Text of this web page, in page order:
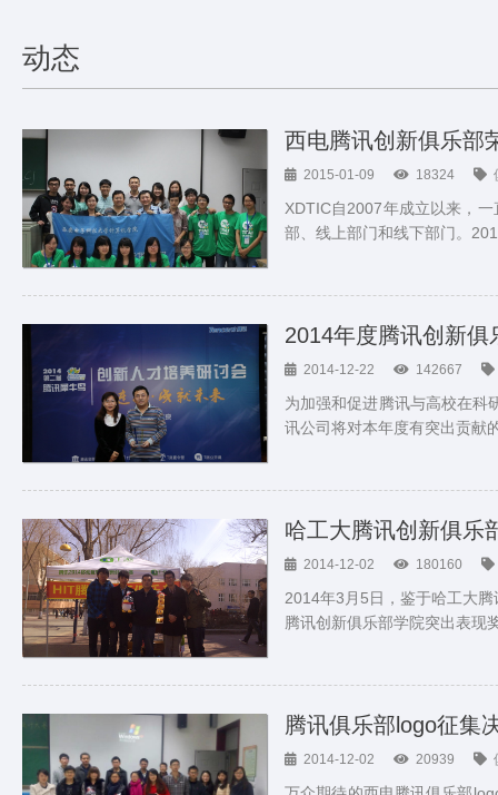
动态
西电腾讯创新俱乐部
2015-01-09 18324
XDTIC自2007年成立以来，
部、线上部门和线下部门。
2014年度腾讯创新
2014-12-22 142667
为加强和促进腾讯与高校在科
讯公司将对本年度有突出贡献
哈工大腾讯创新俱乐
2014-12-02 180160
2014年3月5日，鉴于哈工大
腾讯创新俱乐部学院突出表现
腾讯俱乐部logo征集
2014-12-02 20939